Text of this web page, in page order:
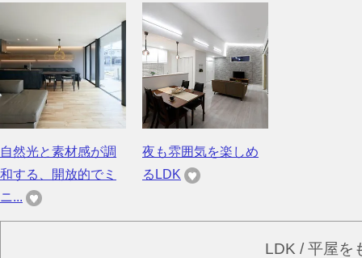
自然光と素材感が調
和する、開放的でミ
ニ...
夜も雰囲気を楽しめ
るLDK
LDK / 平屋を